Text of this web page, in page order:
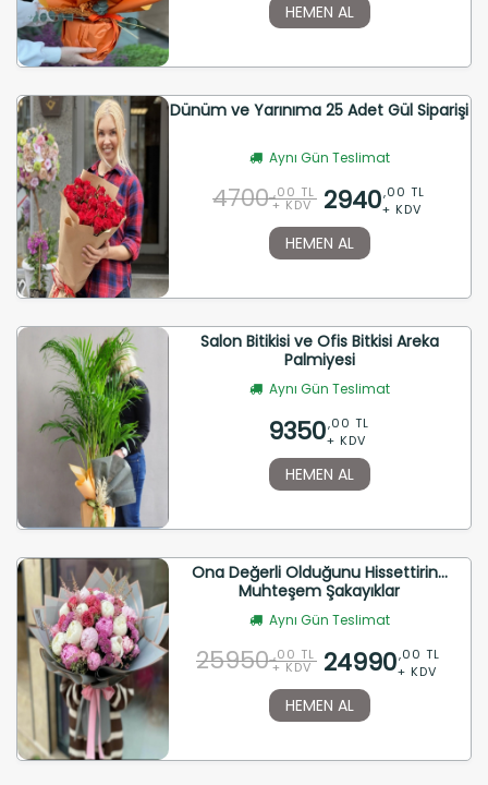
HEMEN AL
Dünüm ve Yarınıma 25 Adet Gül Siparişi
Aynı Gün Teslimat
4700 ,00 TL
+ KDV 2940,00 TL
+ KDV
HEMEN AL
Salon Bitikisi ve Ofis Bitkisi Areka
Palmiyesi
Aynı Gün Teslimat
9350,00 TL
+ KDV
HEMEN AL
Ona Değerli Olduğunu Hissettirin...
Muhteşem Şakayıklar
Aynı Gün Teslimat
25950 ,00 TL
+ KDV 24990,00 TL
+ KDV
HEMEN AL